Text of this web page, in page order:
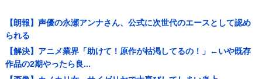
【朗報】声優の永瀬アンナさん、公式に次世代のエースとして認め
られる
【解決】アニメ業界「助けて！原作が枯渇してるの！」←いや既存
作品の2期やったら良...